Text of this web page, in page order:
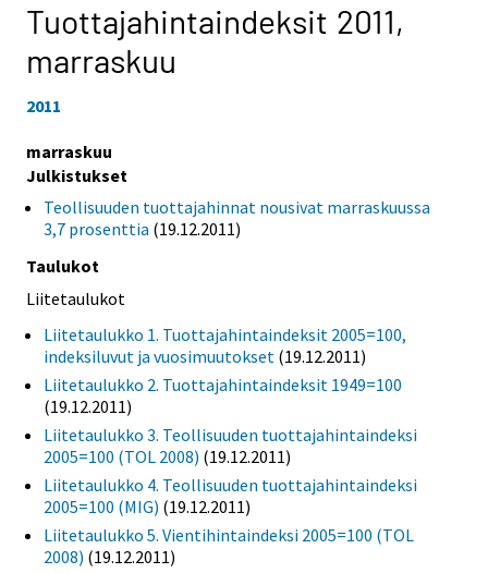
Tuottajahintaindeksit 2011,
marraskuu
2011
marraskuu
Julkistukset
Teollisuuden tuottajahinnat nousivat marraskuussa
3,7 prosenttia (19.12.2011)
Taulukot
Liitetaulukot
Liitetaulukko 1. Tuottajahintaindeksit 2005=100,
indeksiluvut ja vuosimuutokset (19.12.2011)
Liitetaulukko 2. Tuottajahintaindeksit 1949=100
(19.12.2011)
Liitetaulukko 3. Teollisuuden tuottajahintaindeksi
2005=100 (TOL 2008) (19.12.2011)
Liitetaulukko 4. Teollisuuden tuottajahintaindeksi
2005=100 (MIG) (19.12.2011)
Liitetaulukko 5. Vientihintaindeksi 2005=100 (TOL
2008) (19.12.2011)